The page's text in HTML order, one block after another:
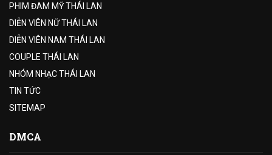
PHIM ĐAM MỸ THÁI LAN
DIỄN VIÊN NỮ THÁI LAN
DIỄN VIÊN NAM THÁI LAN
COUPLE THÁI LAN
NHÓM NHẠC THÁI LAN
TIN TỨC
SITEMAP
DMCA